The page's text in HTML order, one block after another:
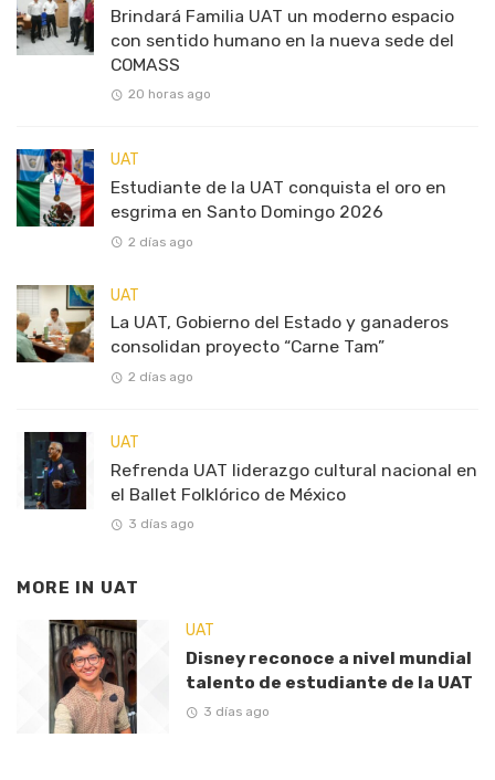
Brindará Familia UAT un moderno espacio
con sentido humano en la nueva sede del
COMASS
20 horas ago
UAT
Estudiante de la UAT conquista el oro en
esgrima en Santo Domingo 2026
2 días ago
UAT
La UAT, Gobierno del Estado y ganaderos
consolidan proyecto “Carne Tam”
2 días ago
UAT
Refrenda UAT liderazgo cultural nacional en
el Ballet Folklórico de México
3 días ago
MORE IN UAT
UAT
Disney reconoce a nivel mundial
talento de estudiante de la UAT
3 días ago